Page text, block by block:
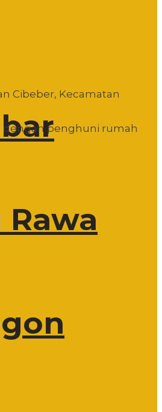
Cibeber, Kecamatan
dengan penghuni rumah